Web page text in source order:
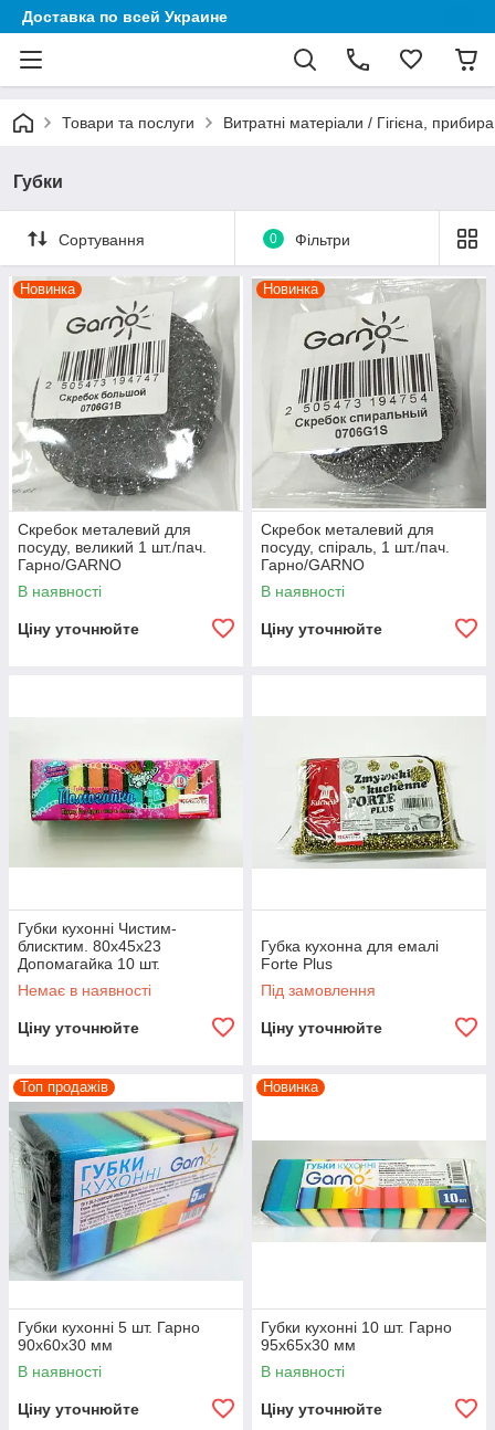
Доставка по всей Украине
Товари та послуги Витратні матеріали / Гігієна,
Губки
Сортування 0 Фільтри
Новинка
Скребок металевий для
посуду, великий 1 шт./пач.
Гарно/GARNO
В наявності
Ціну уточнюйте
Новинка
Скребок металевий для
посуду, спіраль, 1 шт./пач.
Гарно/GARNO
В наявності
Ціну уточнюйте
Губки кухонні Чистим-
блисктим. 80х45х23
Допомагайка 10 шт.
Немає в наявності
Ціну уточнюйте
Губка кухонна для емалі
Forte Plus
Під замовлення
Ціну уточнюйте
Топ продажів
Губки кухонні 5 шт. Гарно
90х60х30 мм
В наявності
Ціну уточнюйте
Новинка
Губки кухонні 10 шт. Гарно
95х65х30 мм
В наявності
Ціну уточнюйте